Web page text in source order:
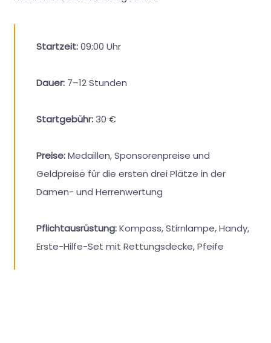
Startzeit:09:00 Uhr
Dauer: 7–12 Stunden
Startgebühr:30 €
Preise:Medaillen, Sponsorenpreise und
Geldpreise für die ersten drei Plätze in der
Damen- und Herrenwertung
Pflichtausrüstung:Kompass, Stirnlampe, Handy,
Erste-Hilfe-Set mit Rettungsdecke, Pfeife